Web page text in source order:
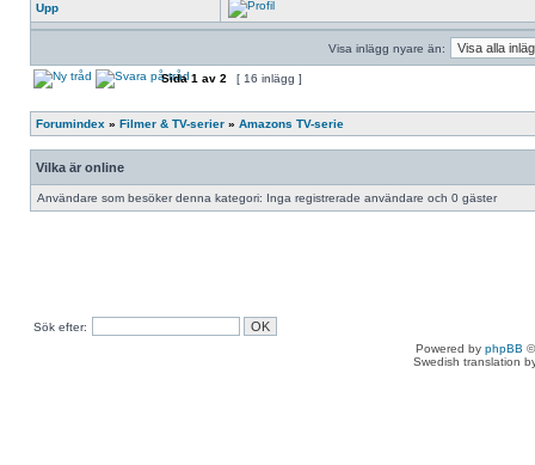
Upp
Visa inlägg nyare än:
Sida1 av 2 [ 16 inlägg ]
Forumindex » Filmer & TV-serier » Amazons TV-serie
Vilka är online
Användare som besöker denna kategori: Inga registrerade användare och 0 gäster
Sök efter:
Powered by phpBB
Swedish translation